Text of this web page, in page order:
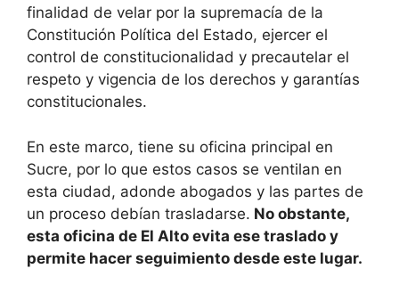
finalidad de velar por la supremacía de la
Constitución Política del Estado, ejercer el
control de constitucionalidad y precautelar el
respeto y vigencia de los derechos y garantías
constitucionales.
En este marco, tiene su oficina principal en
Sucre, por lo que estos casos se ventilan en
esta ciudad, adonde abogados y las partes de
un proceso debían trasladarse. No obstante,
esta oficina de El Alto evita ese traslado y
permite hacer seguimiento desde este lugar.